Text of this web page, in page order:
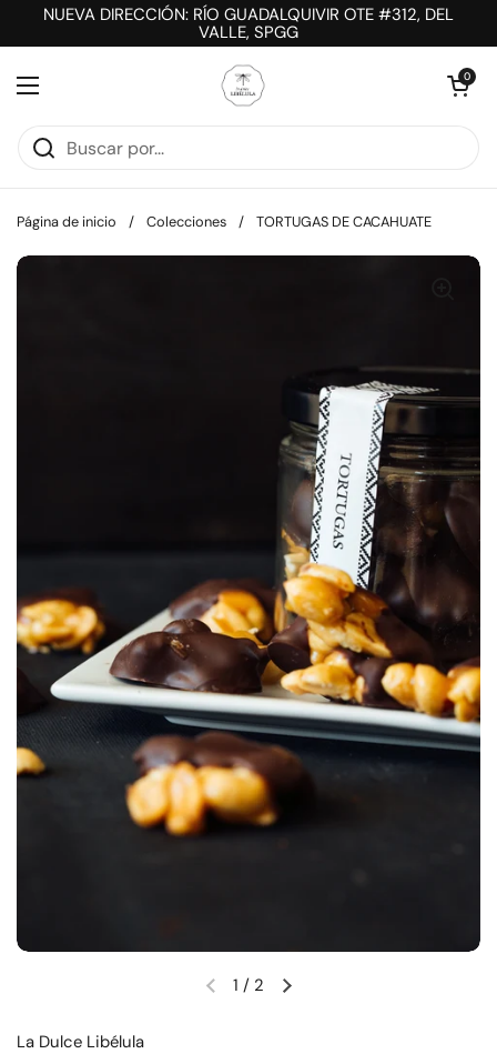
Ir al contenido
NUEVA DIRECCIÓN: RÍO GUADALQUIVIR OTE #312, DEL
VALLE, SPGG
Abrir menú
Abrir carrito
0
Página de inicio / Colecciones / TORTUGAS DE CACAHUATE
1 / 2
La Dulce Libélula